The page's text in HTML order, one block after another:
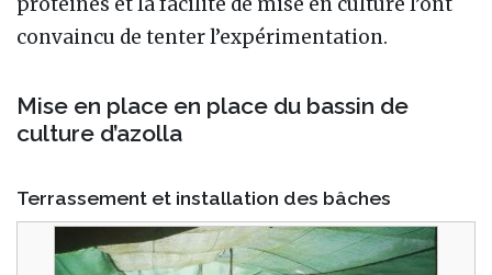
convaincu de tenter l’expérimentation.
Mise en place en place du bassin de
culture d’azolla
Terrassement et installation des bâches